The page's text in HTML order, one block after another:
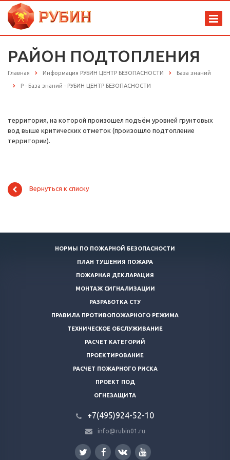
РАЙОН ПОДТОПЛЕНИЯ
Главная Информация РУБИН ЦЕНТР БЕЗОПАСНОСТИ База знаний
Р - База знаний - РУБИН ЦЕНТР БЕЗОПАСНОСТИ
территория, на которой произошел подъём уровней грунтовых
вод выше критических отметок (произошло подтопление
территории).
Вернуться к списку
НОРМЫ ПО ПОЖАРНОЙ БЕЗОПАСНОСТИ
ПЛАН ТУШЕНИЯ ПОЖАРА
ПОЖАРНАЯ ДЕКЛАРАЦИЯ
МОНТАЖ СИГНАЛИЗАЦИИ
РАЗРАБОТКА СТУ
ПРАВИЛА ПРОТИВОПОЖАРНОГО РЕЖИМА
ТЕХНИЧЕСКОЕ ОБСЛУЖИВАНИЕ
РАСЧЕТ КАТЕГОРИЙ
ПРОЕКТИРОВАНИЕ
РАСЧЕТ ПОЖАРНОГО РИСКА
ПРОЕКТ ПОД
ОГНЕЗАЩИТА
+7(495)924-52-10
info@rubin01.ru